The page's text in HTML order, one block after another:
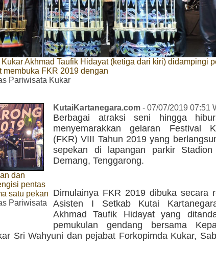
Akhmad Taufik Hidayat (ketiga dari kiri) didampingi
membuka FKR 2019 dengan
Pariwisata Kukar
dan
pentas
satu pekan
Pariwisata
KutaiKartanegara.com - 07/07/2019 07:51
Berbagai atraksi seni hingga
menyemarakkan gelaran Festival
(FKR) VIII Tahun 2019 yang
sepekan di lapangan parkir Stadion
Demang, Tenggarong.
Dimulainya FKR 2019 dibuka secara
Asisten I Setkab Kutai
Akhmad Taufik Hidayat yang
pemukulan gendang bersama
Sri Wahyuni dan pejabat Forkopimda Kukar,